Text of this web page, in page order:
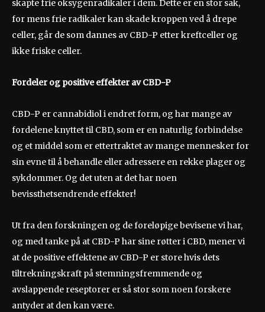
skapte frie oksygenradikaler i dem. Dette er en stor sak,
for mens frie radikaler kan skade kroppen ved å drepe
celler, går de som dannes av CBD-P etter kreftceller og
ikke friske celler.
Fordeler og positive effekter av CBD-P
CBD-P er cannabidiol i endret form, og har mange av
fordelene knyttet til CBD, som er en naturlig forbindelse
og et middel som er ettertraktet av mange mennesker for
sin evne til å behandle eller adressere en rekke plager og
sykdommer. Og det uten at det har noen
bevissthetsendrende effekter!
Ut fra den forskningen og de foreløpige bevisene vi har,
og med tanke på at CBD-P har sine røtter i CBD, mener vi
at de positive effektene av CBD-P er store hvis dets
tiltrekningskraft på stemningsfremmende og
avslappende reseptorer er så stor som noen forskere
antyder at den kan være.